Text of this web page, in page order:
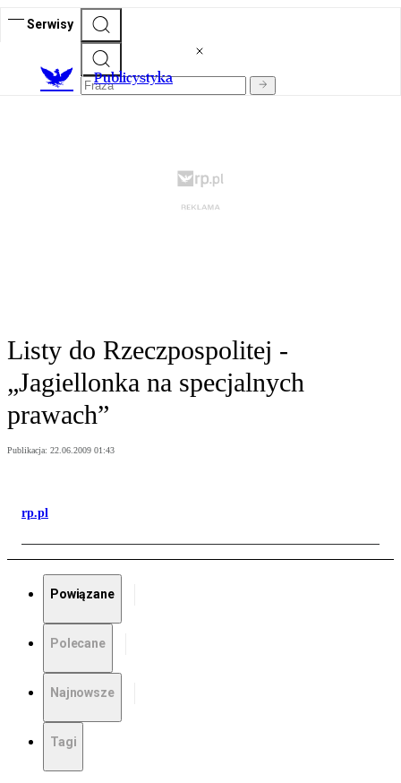
Serwisy
Publicystyka
Listy do Rzeczpospolitej -
„Jagiellonka na specjalnych
prawach”
Publikacja: 22.06.2009 01:43
rp.pl
Powiązane
Polecane
Najnowsze
Tagi